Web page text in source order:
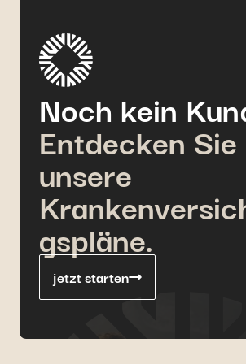
Noch kein
Entdecken Sie
unsere
gspläne.
jetzt starten